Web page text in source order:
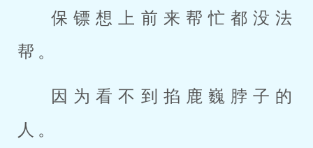
保镖想上前来帮忙都没法
帮。
因为看不到掐鹿巍脖子的
人。